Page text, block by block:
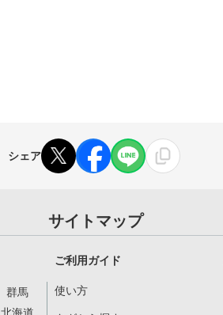
シェア
群馬
サイトマップ
ご利用ガイド
使い方